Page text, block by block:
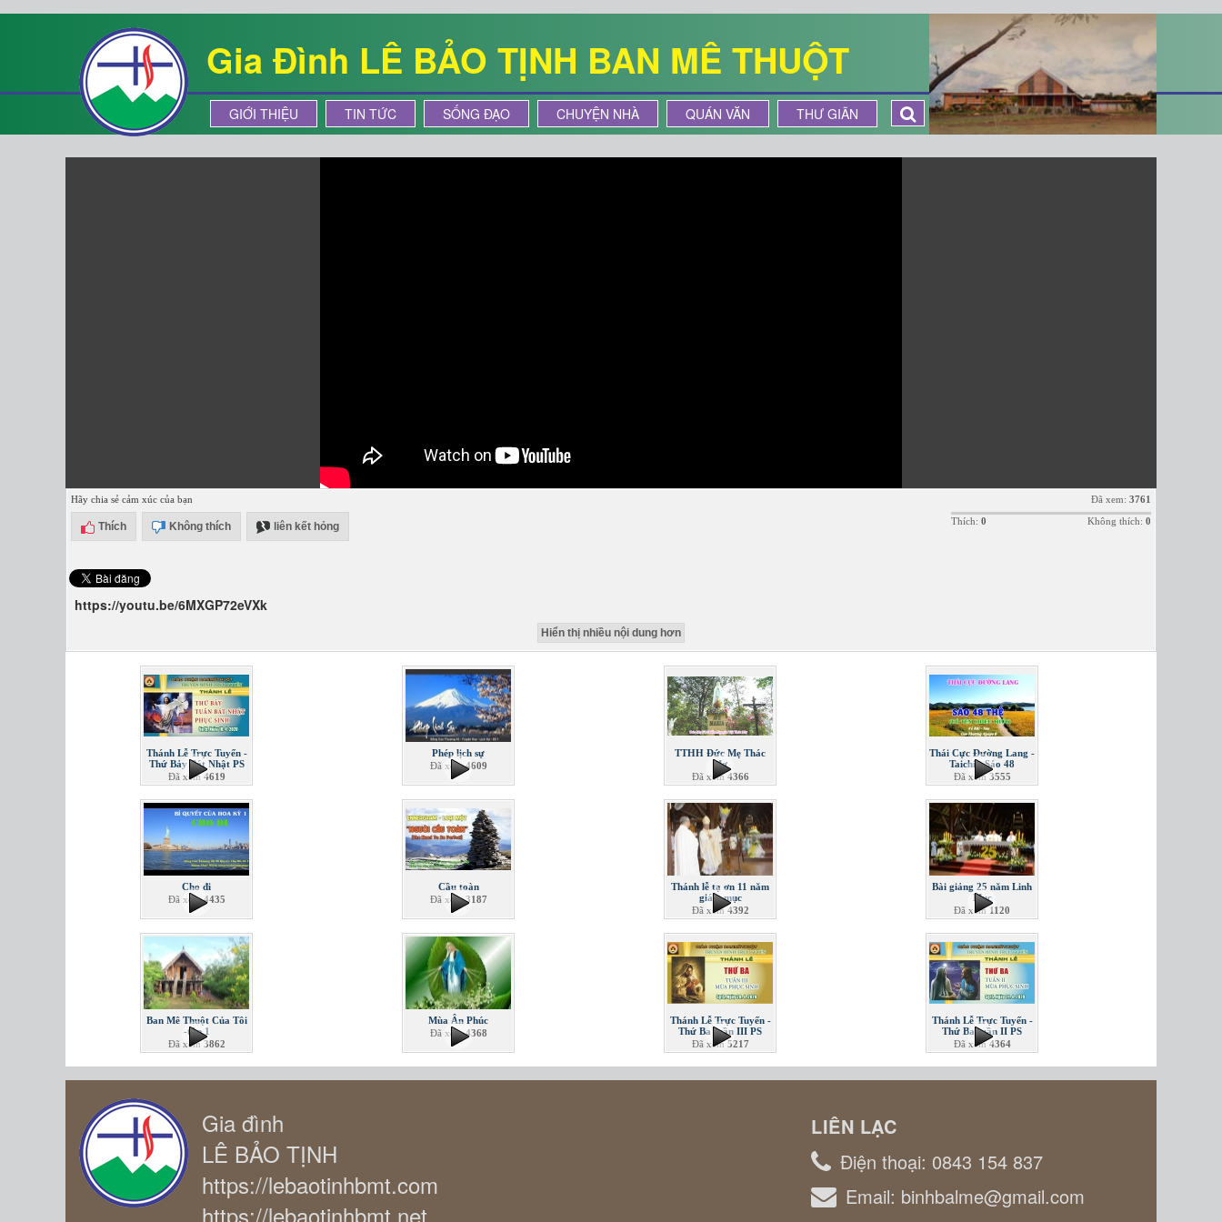
Gia Đình LÊ BẢO TỊNH BAN MÊ THUỘT
GIỚI THIỆU TIN TỨC SỐNG ĐẠO CHUYỆN NHÀ QUÁN VĂN THƯ GIÃN
Hãy chia sẻ cảm xúc của bạn
Thích Không thích liên kết hỏng
Đã xem: 3761
Thích: 0 Không thích: 0
https://youtu.be/6MXGP72eVXk
Hiển thị nhiều nội dung hơn
Thánh Lễ Trực Tuyến -
Thứ Bảy Bát Nhật PS
Đã xem4619
Phép lịch sự
Đã xem4609
TTHH Đức Mẹ Thác
Mơ
Đã xem4366
Thái Cực Đường Lang -
Taichi - Sáo 48
Đã xem3555
Cho đi
Đã xem4435
Cầu toàn
Đã xem3187
Thánh lễ tạ ơn 11 năm
giám mục
Đã xem4392
Bài giảng 25 năm Linh
Mục
Đã xem1120
Ban Mê Thuột Của Tôi
-tập 1
Đã xem3862
Mùa Ân Phúc
Đã xem4368
Thánh Lễ Trực Tuyến -
Thứ Ba tuần III PS
Đã xem5217
Thánh Lễ Trực Tuyến -
Thứ Ba tuần II PS
Đã xem4364
Gia đình
LÊ BẢO TỊNH
https://lebaotinhbmt.com
https://lebaotinhbmt.net
LIÊN LẠC
Điện thoại: 0843 154 837
Email: binhbalme@gmail.com